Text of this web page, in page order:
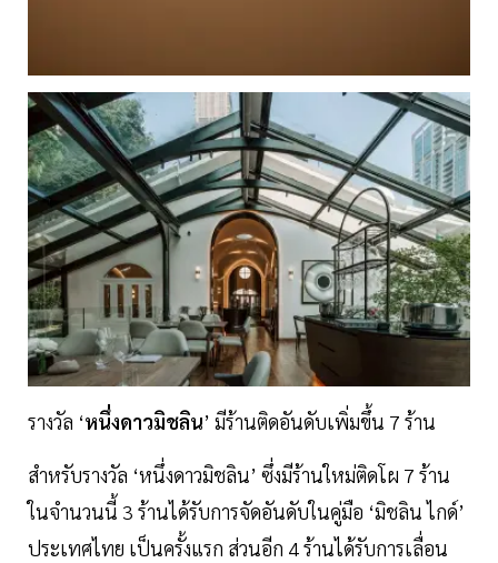
รางวัล ‘หนึ่งดาวมิชลิน’ มีร้านติดอันดับเพิ่มขึ้น 7 ร้าน
สำหรับรางวัล ‘หนึ่งดาวมิชลิน’ ซึ่งมีร้านใหม่ติดโผ 7 ร้าน
ในจำนวนนี้ 3 ร้านได้รับการจัดอันดับในคู่มือ ‘มิชลิน ไกด์’
ประเทศไทย เป็นครั้งแรก ส่วนอีก 4 ร้านได้รับการเลื่อน